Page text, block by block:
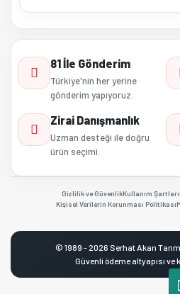
81 İle Gönderim
Türkiye'nin her yerine
gönderim yapıyoruz.
Zirai Danışmanlık
Uzman desteği ile doğru
ürün seçimi.
Gizlilik ve GüvenlikKullanım Şartları
Kişisel Verilerin Korunması Politikası
© 1989 - 2026 Serhat Akan Tarım
Güvenli ödeme altyapısı ve